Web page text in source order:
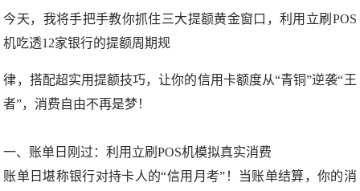
今天，我将手把手教你抓住三大提额黄金窗口，利用立刷POS
机吃透12家银行的提额周期规
律，搭配超实用提额技巧，让你的信用卡额度从“青铜”逆袭“王
者”，消费自由不再是梦！
一、账单日刚过：利用立刷POS机模拟真实消费
账单日堪称银行对持卡人的“信用月考”！当账单结算，你的消